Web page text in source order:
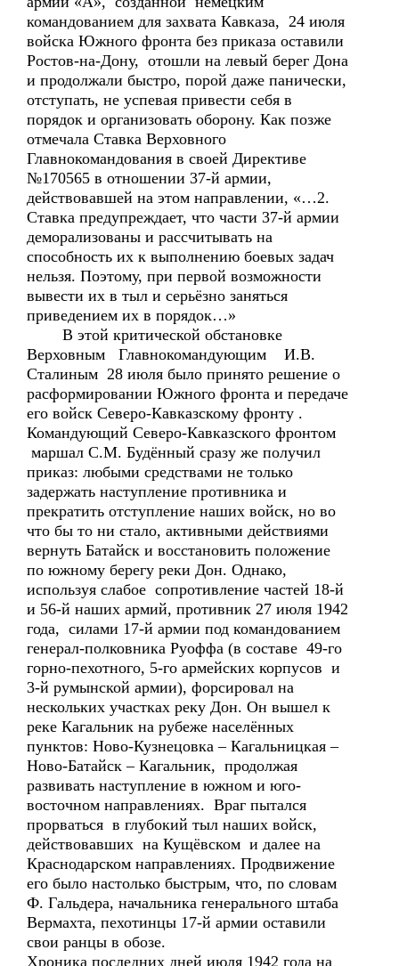
командованием для захвата Кавказа, 24 июля
войска Южного фронта без приказа оставили
Ростов-на-Дону, отошли на левый берег Дона
и продолжали быстро, порой даже панически,
отступать, не успевая привести себя в
порядок и организовать оборону. Как позже
отмечала Ставка Верховного
Главнокомандования в своей Директиве
№170565 в отношении 37-й армии,
действовавшей на этом направлении, «…2.
Ставка предупреждает, что части 37-й армии
деморализованы и рассчитывать на
способность их к выполнению боевых задач
нельзя. Поэтому, при первой возможности
вывести их в тыл и серьёзно заняться
приведением их в порядок…»
В этой критической обстановке
Верховным Главнокомандующим И.В.
Сталиным 28 июля было принято решение о
расформировании Южного фронта и передаче
его войск Северо-Кавказскому фронту .
Командующий Северо-Кавказского фронтом
маршал С.М. Будённый сразу же получил
приказ: любыми средствами не только
задержать наступление противника и
прекратить отступление наших войск, но во
что бы то ни стало, активными действиями
вернуть Батайск и восстановить положение
по южному берегу реки Дон. Однако,
используя слабое сопротивление частей 18-й
и 56-й наших армий, противник 27 июля 1942
года, силами 17-й армии под командованием
генерал-полковника Руоффа (в составе 49-го
горно-пехотного, 5-го армейских корпусов и
3-й румынской армии), форсировал на
нескольких участках реку Дон. Он вышел к
реке Кагальник на рубеже населённых
пунктов: Ново-Кузнецовка – Кагальницкая –
Ново-Батайск – Кагальник, продолжая
развивать наступление в южном и юго-
восточном направлениях. Враг пытался
прорваться в глубокий тыл наших войск,
действовавших на Кущёвском и далее на
Краснодарском направлениях. Продвижение
его было настолько быстрым, что, по словам
Ф. Гальдера, начальника генерального штаба
Вермахта, пехотинцы 17-й армии оставили
свои ранцы в обозе.
Хроника последних дней июля 1942 года на